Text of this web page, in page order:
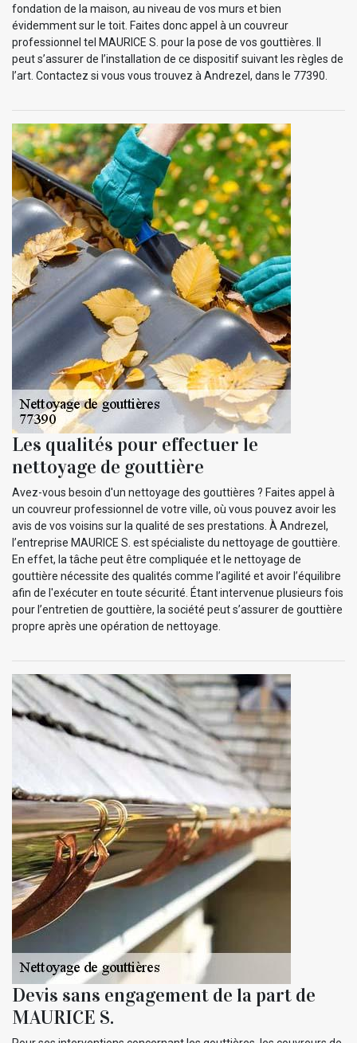
fondation de la maison, au niveau de vos murs et bien
évidemment sur le toit. Faites donc appel à un couvreur
professionnel tel MAURICE S. pour la pose de vos gouttières. Il
peut s’assurer de l’installation de ce dispositif suivant les règles de
l’art. Contactez si vous vous trouvez à Andrezel, dans le 77390.
Les qualités pour effectuer le
nettoyage de gouttière
Avez-vous besoin d'un nettoyage des gouttières ? Faites appel à
un couvreur professionnel de votre ville, où vous pouvez avoir les
avis de vos voisins sur la qualité de ses prestations. À Andrezel,
l’entreprise MAURICE S. est spécialiste du nettoyage de gouttière.
En effet, la tâche peut être compliquée et le nettoyage de
gouttière nécessite des qualités comme l’agilité et avoir l’équilibre
afin de l'exécuter en toute sécurité. Étant intervenue plusieurs fois
pour l’entretien de gouttière, la société peut s’assurer de gouttière
propre après une opération de nettoyage.
Devis sans engagement de la part de
MAURICE S.